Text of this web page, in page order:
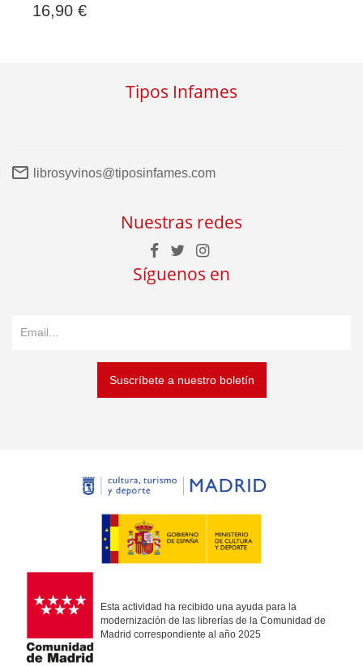
16,90 €
Tipos Infames
librosyvinos@tiposinfames.com
Nuestras redes
Síguenos en
Suscríbete a nuestro boletín
Esta actividad ha recibido una ayuda para la
modernización de las librerías de la Comunidad de
Madrid correspondiente al año 2025